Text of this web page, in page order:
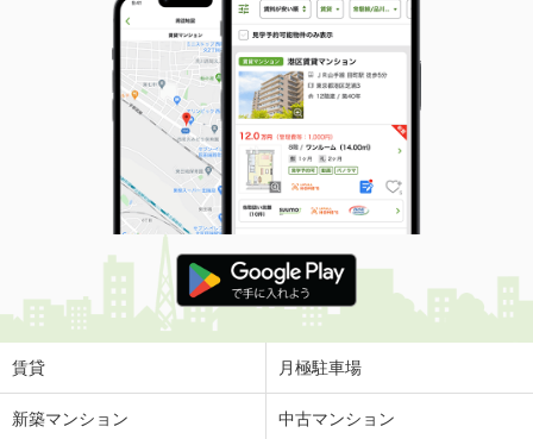
賃貸 月極駐車場
新築マンション 中古マンション